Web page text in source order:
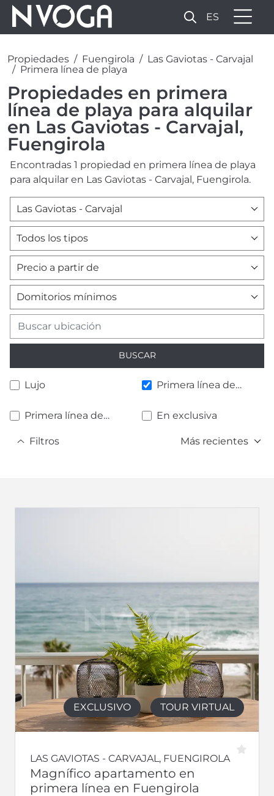
ES
Propiedades Fuengirola
Las Gaviotas - Carvajal
Primera línea de playa
Propiedades en primera
línea de playa para alquilar
en Las Gaviotas - Carvajal,
Fuengirola
Encontradas 1 propiedad en primera línea de playa
para alquilar en Las Gaviotas - Carvajal, Fuengirola.
Las Gaviotas - Carvajal
Todos los tipos
Precio a partir de
Domitorios mínimos
BUSCAR
Lujo
Primera línea de
Primera línea de
En exclusiva
Filtros Más recientes
EXCLUSIVO TOUR VIRTUAL
LAS GAVIOTAS - CARVAJAL, FUENGIROLA
Magnífico apartamento en
primera línea en Fuengirola